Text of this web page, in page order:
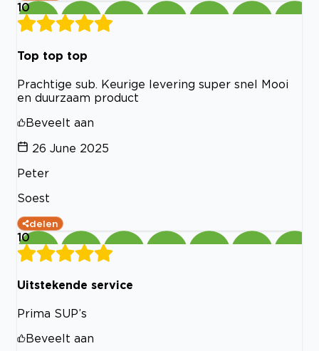
10
Top top top
Prachtige sub. Keurige levering super snel Mooi
en duurzaam product
Beveelt aan
26 June 2025
Peter
Soest
delen
10
Uitstekende service
Prima SUP’s
Beveelt aan